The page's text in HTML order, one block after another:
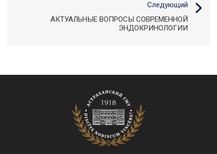
Следующий
АКТУАЛЬНЫЕ ВОПРОСЫ СОВРЕМЕННОЙ
ЭНДОКРИНОЛОГИИ